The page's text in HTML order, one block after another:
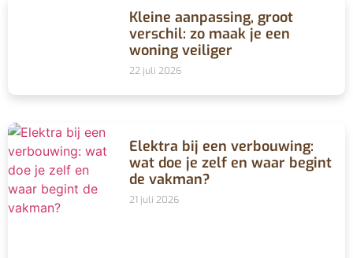
Kleine aanpassing, groot
verschil: zo maak je een
woning veiliger
22 juli 2026
Elektra bij een verbouwing:
wat doe je zelf en waar begint
de vakman?
21 juli 2026